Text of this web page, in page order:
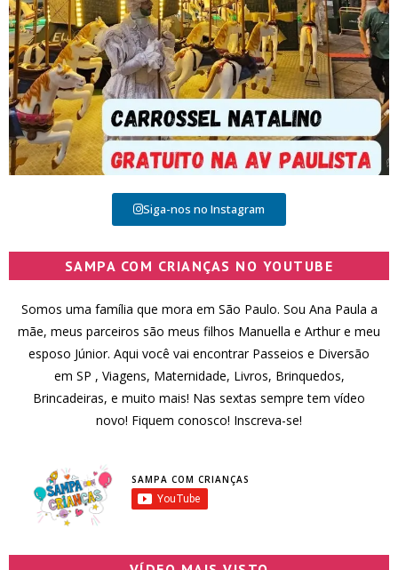
Siga-nos no Instagram
SAMPA COM CRIANÇAS NO YOUTUBE
Somos uma família que mora em São Paulo. Sou Ana Paula a
mãe, meus parceiros são meus filhos Manuella e Arthur e meu
esposo Júnior. Aqui você vai encontrar Passeios e Diversão
em SP , Viagens, Maternidade, Livros, Brinquedos,
Brincadeiras, e muito mais! Nas sextas sempre tem vídeo
novo! Fiquem conosco! Inscreva-se!
SAMPA COM CRIANÇAS